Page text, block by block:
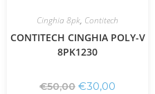
Cinghia 8pk, Contitech
CONTITECH CINGHIA POLY-V
8PK1230
€50,00 €30,00